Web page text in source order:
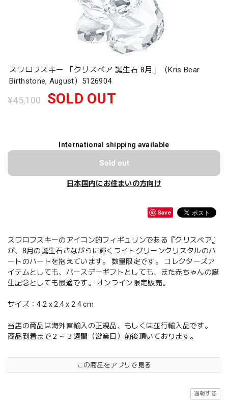
スワロフスキー 「クリスベア 誕生石 8月」（Kris Bear
Birthstone, August）5126904
¥45,100 SOLD OUT
International shipping available
Sold out
日本国内にお住まいの方向け
Save
スワロフスキーのアイコン的フィギュリンである『クリスベア』
が、8月の誕生石さながらに輝くライトグリーンクリスタルのハ
ートのハートを抱えています。 数量限定です。 コレクターズア
イテムとしても、バースデーギフトとしても、また赤ちゃんの誕
生記念としても最適です。 オンライン限定販売。
サイズ：4.2 x 2.4 x 2.4 cm
当店の商品は海外直輸入の正規品、もしくは並行輸入品です。
商品到着まで２～３週間（営業日）前後頂いております。
この商品をアプリで見る
通報する